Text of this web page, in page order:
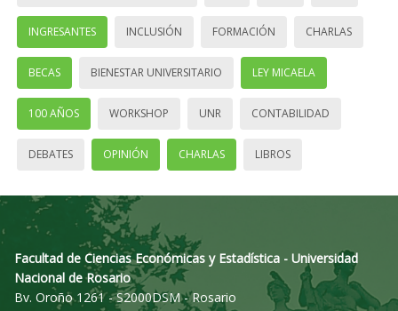
INGRESANTES INCLUSIÓN FORMACIÓN CHARLAS
BECAS BIENESTAR UNIVERSITARIO LEY MICAELA
100 AÑOS WORKSHOP UNR CONTABILIDAD
DEBATES OPINIÓN CHARLAS LIBROS
Facultad de Ciencias Económicas y Estadística - Universidad
Nacional de Rosario
Bv. Oroño 1261 - S2000DSM - Rosario